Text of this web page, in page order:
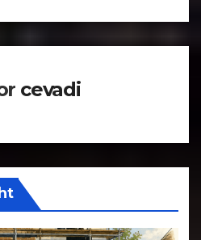
cevadi